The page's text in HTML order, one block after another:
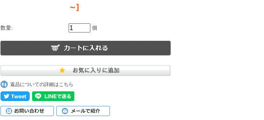
～]
数量: 個
返品についての詳細はこちら